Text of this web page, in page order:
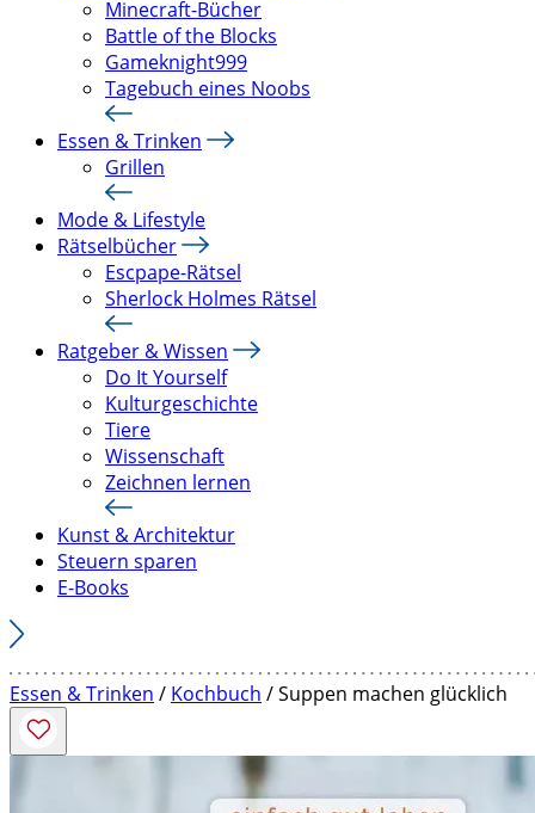
Minecraft-Bücher
Battle of the Blocks
Gameknight999
Tagebuch eines Noobs
Essen & Trinken
Grillen
Mode & Lifestyle
Rätselbücher
Escpape-Rätsel
Sherlock Holmes Rätsel
Ratgeber & Wissen
Do It Yourself
Kulturgeschichte
Tiere
Wissenschaft
Zeichnen lernen
Kunst & Architektur
Steuern sparen
E-Books
Essen & Trinken / Kochbuch / Suppen machen glücklich